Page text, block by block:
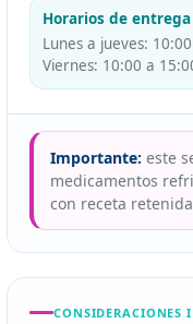
Horarios de entrega
Lunes a jueves:
Viernes: 10:00 a
Importante: este
medicamentos
con receta
CONSIDERACIONES